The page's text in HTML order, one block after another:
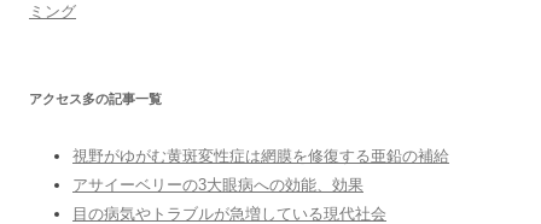
ミング
アクセス多の記事一覧
視野がゆがむ黄斑変性症は網膜を修復する亜鉛の補給
アサイーベリーの3大眼病への効能、効果
目の病気やトラブルが急増している現代社会